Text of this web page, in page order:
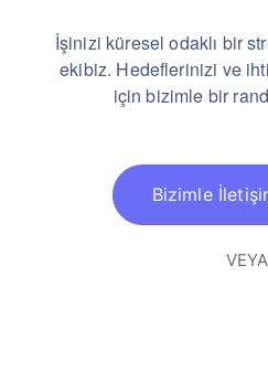
İşinizi küresel odaklı bir
ekibiz. Hedeflerinizi ve
için bizimle bir
Bizimle
VEYA